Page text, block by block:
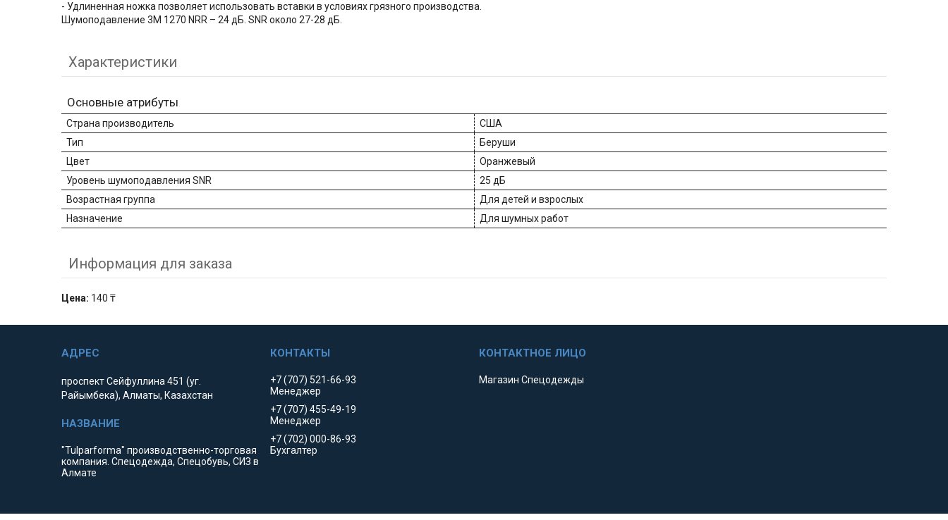
- Удлиненная ножка позволяет использовать вставки в условиях грязного производства.
Шумоподавление 3M 1270 NRR – 24 дБ. SNR около 27-28 дБ.
Характеристики
Основные атрибуты
Страна производитель
США
Тип
Беруши
Цвет
Оранжевый
Уровень шумоподавления SNR
25 дБ
Возрастная группа
Для детей и взрослых
Назначение
Для шумных работ
Информация для заказа
Цена: 140 ₸
проспект Сейфуллина 451 (уг.
Райымбека), Алматы, Казахстан
"Tulparforma" производственно-торговая
компания. Спецодежда, Спецобувь, СИЗ в
Алмате
+7 (707) 521-66-93
Менеджер
+7 (707) 455-49-19
Менеджер
+7 (702) 000-86-93
Бухгалтер
Магазин Спецодежды